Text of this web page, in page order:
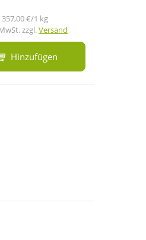
357,00 €/1 kg
zzgl.Versand
Hinzufügen